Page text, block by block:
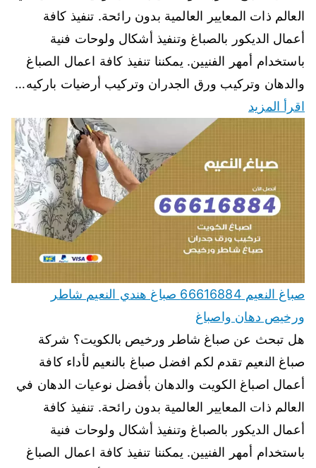
العالم ذات المعايير العالمية بدون رائحة. تنفيذ كافة
أعمال الديكور بالصباغ وتنفيذ أشكال ولوحات فنية
باستخدام أمهر الفنيين. يمكننا تنفيذ كافة اعمال الصباغ
والدهان وتركيب ورق الجدران وتركيب أرضيات باركيه…
اقرأ المزيد
صباغ النعيم 66616884 صباغ هندي النعيم شاطر
ورخيص دهان واصباغ
هل تبحث عن صباغ شاطر ورخيص بالكويت؟ شركة
صباغ النعيم تقدم لكم افضل صباغ بالنعيم لأداء كافة
أعمال اصباغ الكويت والدهان بأفضل نوعيات الدهان في
العالم ذات المعايير العالمية بدون رائحة. تنفيذ كافة
أعمال الديكور بالصباغ وتنفيذ أشكال ولوحات فنية
باستخدام أمهر الفنيين. يمكننا تنفيذ كافة اعمال الصباغ